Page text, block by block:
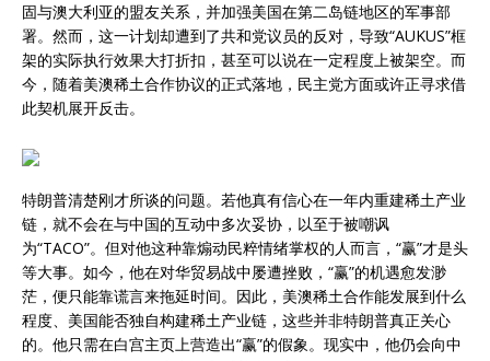
固与澳大利亚的盟友关系，并加强美国在第二岛链地区的军事部
署。然而，这一计划却遭到了共和党议员的反对，导致“AUKUS”框
架的实际执行效果大打折扣，甚至可以说在一定程度上被架空。而
今，随着美澳稀土合作协议的正式落地，民主党方面或许正寻求借
此契机展开反击。
特朗普清楚刚才所谈的问题。若他真有信心在一年内重建稀土产业
链，就不会在与中国的互动中多次妥协，以至于被嘲讽
为“TACO”。但对他这种靠煽动民粹情绪掌权的人而言，“赢”才是头
等大事。如今，他在对华贸易战中屡遭挫败，“赢”的机遇愈发渺
茫，便只能靠谎言来拖延时间。因此，美澳稀土合作能发展到什么
程度、美国能否独自构建稀土产业链，这些并非特朗普真正关心
的。他只需在白宫主页上营造出“赢”的假象。现实中，他仍会向中